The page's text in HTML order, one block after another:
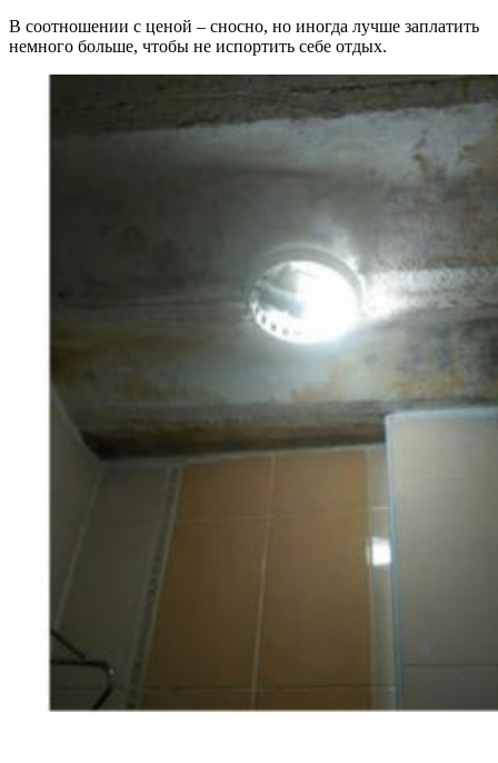
В соотношении с ценой – сносно, но иногда лучше заплатить
немного больше, чтобы не испортить себе отдых.